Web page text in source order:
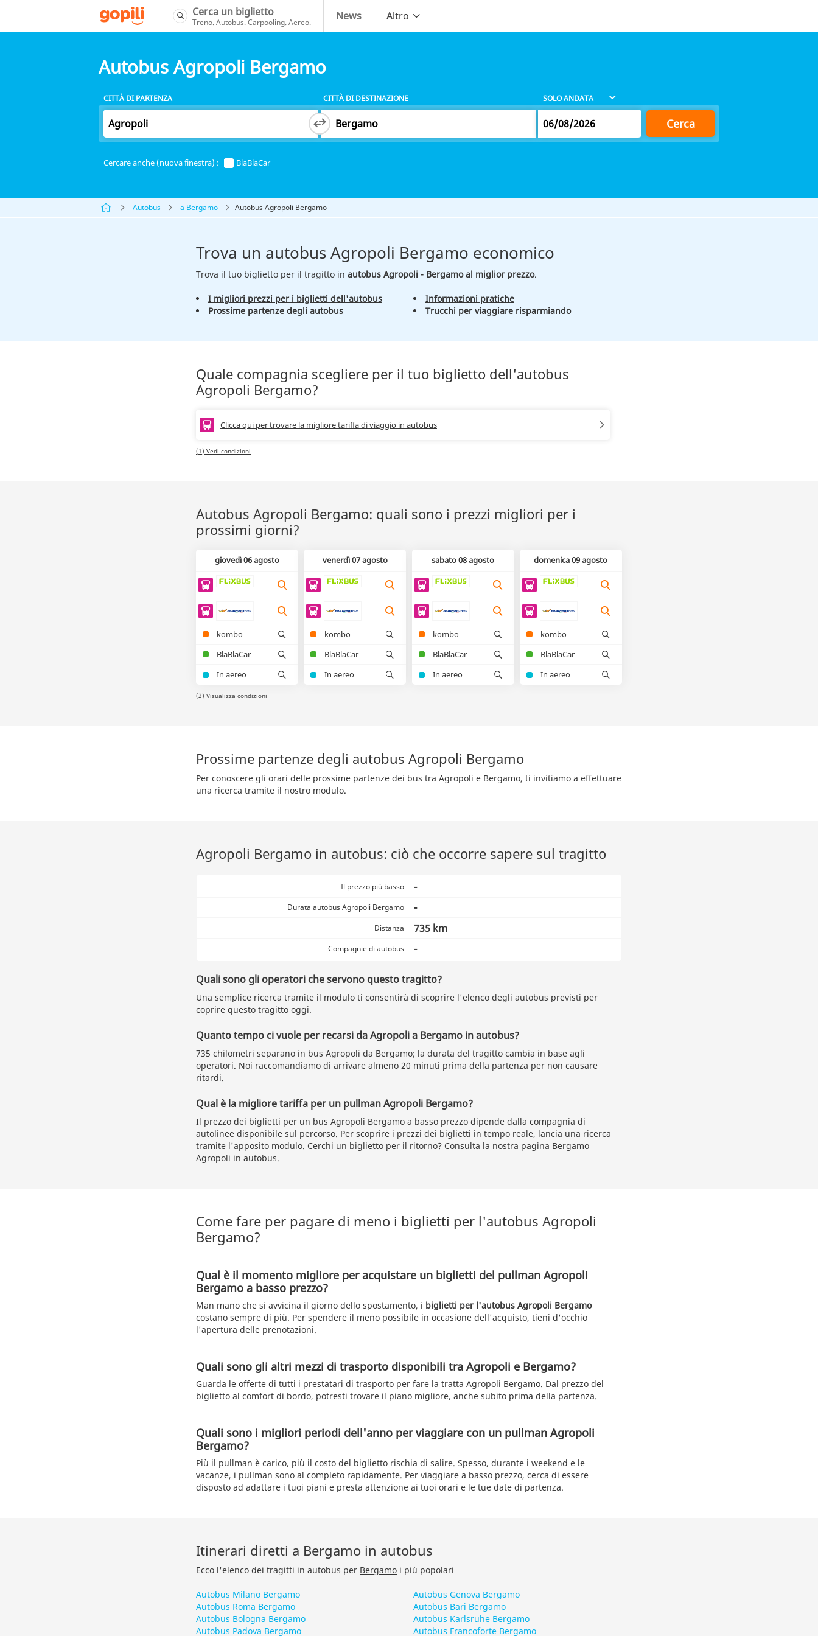
Cerca un biglietto
Treno. Autobus. Carpooling. Aereo. News Altro
Autobus Agropoli Bergamo
CITTÀ DI PARTENZA CITTÀ DI DESTINAZIONE
Cerca
Cercare anche (nuova finestra) : BlaBlaCar
Autobus a Bergamo Autobus Agropoli Bergamo
Trova un autobus Agropoli Bergamo economico
Trova il tuo biglietto per il tragitto in autobus Agropoli - Bergamo al miglior prezzo.
I migliori prezzi per i biglietti dell'autobus
Prossime partenze degli autobus
Informazioni pratiche
Trucchi per viaggiare risparmiando
Quale compagnia scegliere per il tuo biglietto dell'autobus
Agropoli Bergamo?
Clicca qui per trovare la migliore tariffa di viaggio in autobus
(1) Vedi condizioni
Autobus Agropoli Bergamo: quali sono i prezzi migliori per i
prossimi giorni?
giovedì 06 agosto
kombo
BlaBlaCar
In aereo
venerdì 07 agosto
kombo
BlaBlaCar
In aereo
sabato 08 agosto
kombo
BlaBlaCar
In aereo
domenica 09 agosto
kombo
BlaBlaCar
In aereo
(2) Visualizza condizioni
Prossime partenze degli autobus Agropoli Bergamo
Per conoscere gli orari delle prossime partenze dei bus tra Agropoli e Bergamo, ti invitiamo a effettuare
una ricerca tramite il nostro modulo.
Agropoli Bergamo in autobus: ciò che occorre sapere sul tragitto
Il prezzo più basso -
Durata autobus Agropoli Bergamo -
Distanza 735 km
Compagnie di autobus -
Quali sono gli operatori che servono questo tragitto?
Una semplice ricerca tramite il modulo ti consentirà di scoprire l'elenco degli autobus previsti per
coprire questo tragitto oggi.
Quanto tempo ci vuole per recarsi da Agropoli a Bergamo in autobus?
735 chilometri separano in bus Agropoli da Bergamo; la durata del tragitto cambia in base agli
operatori. Noi raccomandiamo di arrivare almeno 20 minuti prima della partenza per non causare
ritardi.
Qual è la migliore tariffa per un pullman Agropoli Bergamo?
Il prezzo dei biglietti per un bus Agropoli Bergamo a basso prezzo dipende dalla compagnia di
autolinee disponibile sul percorso. Per scoprire i prezzi dei biglietti in tempo reale, lancia una ricerca
tramite l'apposito modulo. Cerchi un biglietto per il ritorno? Consulta la nostra pagina Bergamo
Agropoli in autobus.
Come fare per pagare di meno i biglietti per l'autobus Agropoli
Bergamo?
Qual è il momento migliore per acquistare un biglietti del pullman Agropoli
Bergamo a basso prezzo?
Man mano che si avvicina il giorno dello spostamento, i biglietti per l'autobus Agropoli Bergamo
costano sempre di più. Per spendere il meno possibile in occasione dell'acquisto, tieni d'occhio
l'apertura delle prenotazioni.
Quali sono gli altri mezzi di trasporto disponibili tra Agropoli e Bergamo?
Guarda le offerte di tutti i prestatari di trasporto per fare la tratta Agropoli Bergamo. Dal prezzo del
biglietto al comfort di bordo, potresti trovare il piano migliore, anche subito prima della partenza.
Quali sono i migliori periodi dell'anno per viaggiare con un pullman Agropoli
Bergamo?
Più il pullman è carico, più il costo del biglietto rischia di salire. Spesso, durante i weekend e le
vacanze, i pullman sono al completo rapidamente. Per viaggiare a basso prezzo, cerca di essere
disposto ad adattare i tuoi piani e presta attenzione ai tuoi orari e le tue date di partenza.
Itinerari diretti a Bergamo in autobus
Ecco l'elenco dei tragitti in autobus per Bergamo i più popolari
Autobus Milano Bergamo
Autobus Roma Bergamo
Autobus Bologna Bergamo
Autobus Padova Bergamo
Autobus Genova Bergamo
Autobus Bari Bergamo
Autobus Karlsruhe Bergamo
Autobus Francoforte Bergamo